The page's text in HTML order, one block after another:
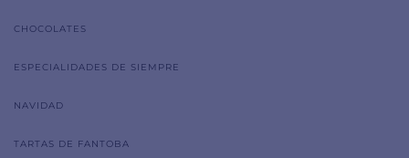
CHOCOLATES
ESPECIALIDADES DE SIEMPRE
NAVIDAD
TARTAS DE FANTOBA